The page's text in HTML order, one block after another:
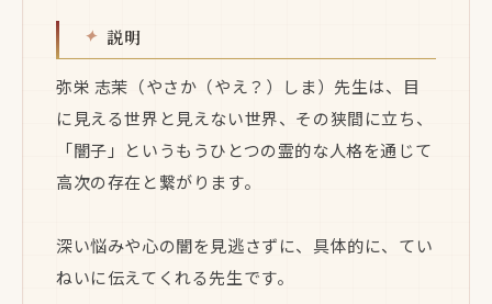
説明
弥栄 志茉（やさか（やえ？）しま）先生は、目
に見える世界と見えない世界、その狭間に立ち、
「闇子」というもうひとつの霊的な人格を通じて
高次の存在と繋がります。
深い悩みや心の闇を見逃さずに、具体的に、てい
ねいに伝えてくれる先生です。